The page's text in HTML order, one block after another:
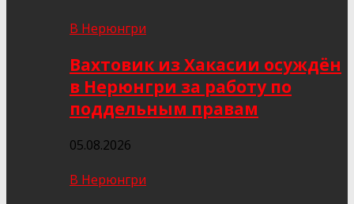
В Нерюнгри
Вахтовик из Хакасии осуждён
в Нерюнгри за работу по
поддельным правам
05.08.2026
В Нерюнгри